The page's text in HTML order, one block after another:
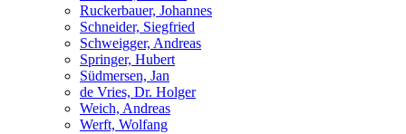
Ruckerbauer, Johannes
Schneider, Siegfried
Schweigger, Andreas
Springer, Hubert
Südmersen, Jan
de Vries, Dr. Holger
Weich, Andreas
Werft, Wolfang